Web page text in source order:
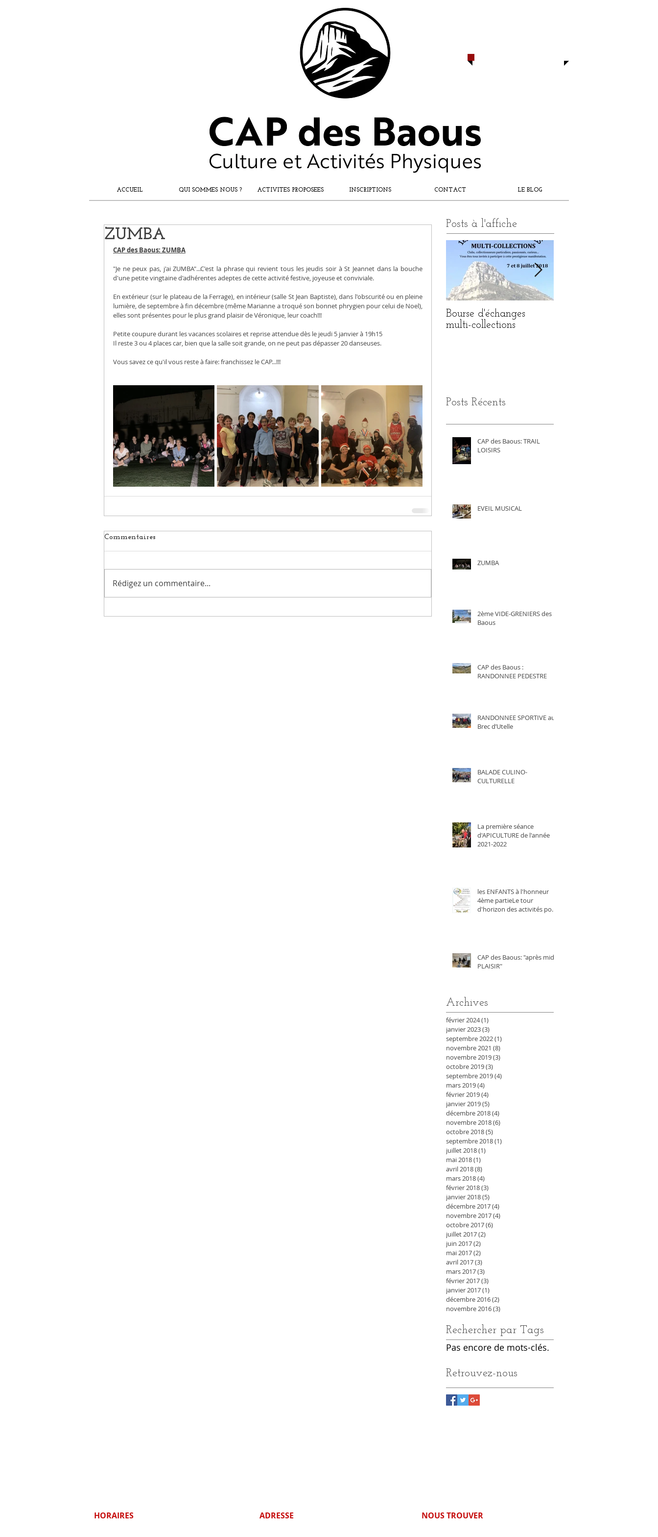
ACCUEIL QUI SOMMES NOUS ? ACTIVITES PROPOSEES INSCRIPTIONS CONTACT LE BLOG
ZUMBA
CAP des Baous: ZUMBA
"Je ne peux pas, j'ai ZUMBA"...C'est la phrase qui revient tous les jeudis soir à St Jeannet dans la bouche
d'une petite vingtaine d'adhérentes adeptes de cette activité festive, joyeuse et conviviale.
En extérieur (sur le plateau de la Ferrage), en intérieur (salle St Jean Baptiste), dans l'obscurité ou en pleine
lumière, de septembre à fin décembre (même Marianne a troqué son bonnet phrygien pour celui de Noel),
elles sont présentes pour le plus grand plaisir de Véronique, leur coach!!!
Petite coupure durant les vacances scolaires et reprise attendue dès le jeudi 5 janvier à 19h15
Il reste 3 ou 4 places car, bien que la salle soit grande, on ne peut pas dépasser 20 danseuses.
Vous savez ce qu'il vous reste à faire: franchissez le CAP...!!!
Commentaires
Rédigez un commentaire...
Posts à l'affiche
Bourse d'échanges
multi-collections
Posts Récents
CAP des Baous: TRAIL
LOISIRS
EVEIL MUSICAL
ZUMBA
2ème VIDE-GRENIERS des
Baous
CAP des Baous :
RANDONNEE PEDESTRE
RANDONNEE SPORTIVE au
Brec d’Utelle
BALADE CULINO-
CULTURELLE
La première séance
d'APICULTURE de l'année
2021-2022
les ENFANTS à l'honneur
4ème partieLe tour
d'horizon des activités pour
CAP des Baous: "après midi
PLAISIR"
Archives
février 2024(1)
janvier 2023(3)
septembre 2022(1)
novembre 2021 (8)
novembre 2019(3)
octobre 2019(3)
septembre 2019(4)
mars 2019(4)
février 2019(4)
janvier 2019(5)
décembre 2018(4)
novembre 2018(6)
octobre 2018(5)
septembre 2018(1)
juillet 2018(1)
mai 2018(1)
avril 2018(8)
mars 2018(4)
février 2018(3)
janvier 2018(5)
décembre 2017(4)
novembre 2017(4)
octobre 2017(6)
juillet 2017(2)
juin 2017(2)
mai 2017(2)
avril 2017(3)
mars 2017(3)
février 2017(3)
janvier 2017(1)
décembre 2016(2)
novembre 2016(3)
Rechercher par Tags
Pas encore de mots-clés.
Retrouvez-nous
HORAIRES ADRESSE NOUS TROUVER